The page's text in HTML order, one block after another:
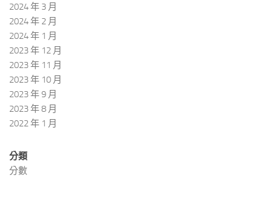
2024 年 3 月
2024 年 2 月
2024 年 1 月
2023 年 12 月
2023 年 11 月
2023 年 10 月
2023 年 9 月
2023 年 8 月
2022 年 1 月
分類
分數